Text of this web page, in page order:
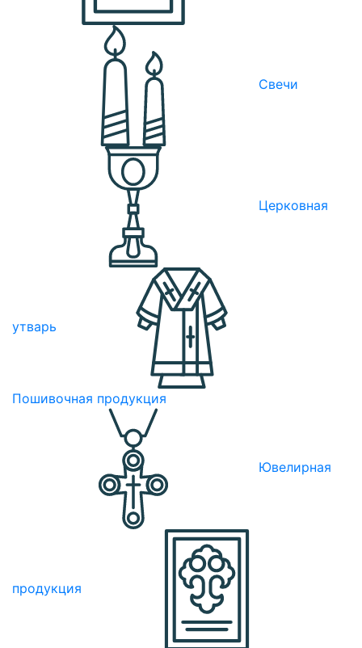
Свечи
Церковная
утварь
Пошивочная продукция
Ювелирная
продукция